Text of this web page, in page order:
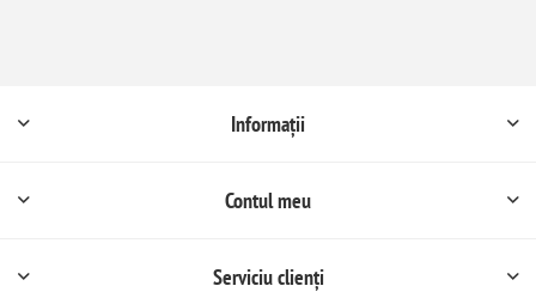
Informații
Contul meu
Serviciu clienți